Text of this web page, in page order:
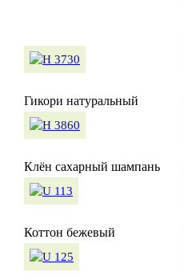
Гикори натуральный
Клён сахарный шампань
Коттон бежевый